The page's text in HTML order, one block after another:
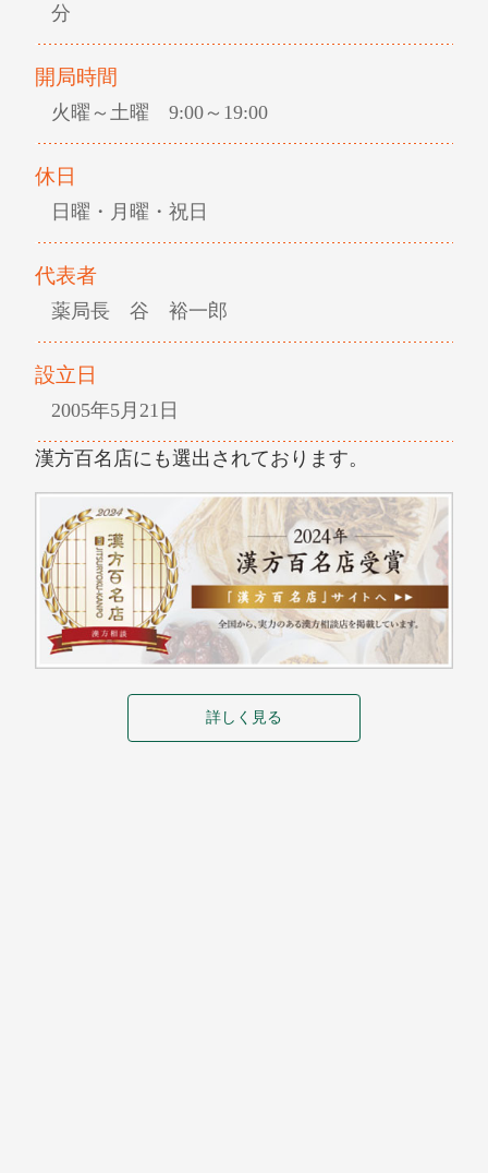
分
開局時間
火曜～土曜 9:00～19:00
休日
日曜・月曜・祝日
代表者
薬局長 谷 裕一郎
設立日
2005年5月21日
漢方百名店にも選出されております。
詳しく見る